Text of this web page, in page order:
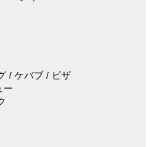
/ ケバブ / ピザ
ー